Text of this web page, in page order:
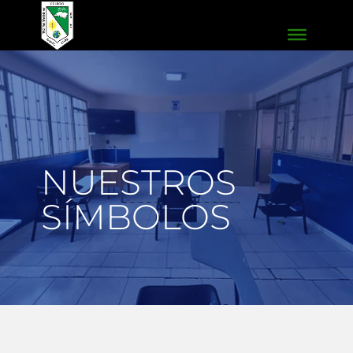
NUESTROS
SÍMBOLOS